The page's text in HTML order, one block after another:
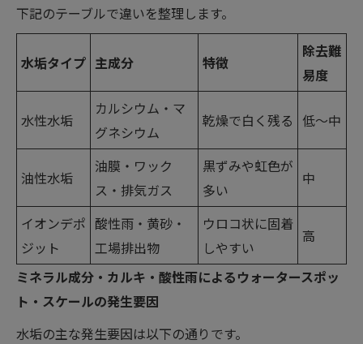
下記のテーブルで違いを整理します。
水垢タイプ 主成分 特徴
除去難
易度
水性水垢
カルシウム・マ
グネシウム
乾燥で白く残る 低〜中
油性水垢
油膜・ワック
ス・排気ガス
黒ずみや虹色が
多い
中
イオンデポ
ジット
酸性雨・黄砂・
工場排出物
ウロコ状に固着
しやすい
高
ミネラル成分・カルキ・酸性雨によるウォータースポッ
ト・スケールの発生要因
水垢の主な発生要因は以下の通りです。